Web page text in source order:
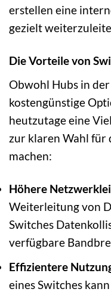
erstellen eine
gezielt
Die Vorteile von
Obwohl Hubs in
kostengünstige
heutzutage eine
zur klaren Wahl für
machen:
Höhere
Weiterleitung von
Switches
verfügbare
Effizientere
eines Switches